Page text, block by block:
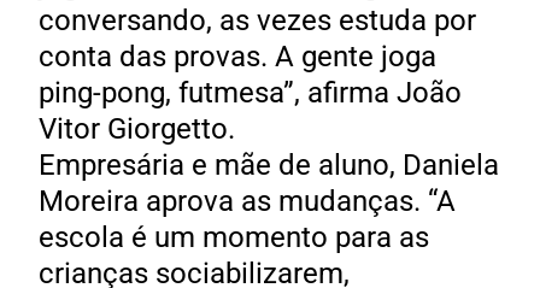
conversando, as vezes estuda por
conta das provas. A gente joga
ping-pong, futmesa”, afirma João
Vitor Giorgetto.
Empresária e mãe de aluno, Daniela
Moreira aprova as mudanças. “A
escola é um momento para as
crianças sociabilizarem,